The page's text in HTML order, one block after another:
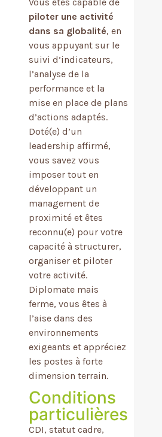
piloter une activité
dans sa globalité, en
vous appuyant sur le
suivi d’indicateurs,
l’analyse de la
performance et la
mise en place de plans
d’actions adaptés.
Doté(e) d’un
leadership affirmé,
vous savez vous
imposer tout en
développant un
management de
proximité et êtes
reconnu(e) pour votre
capacité à structurer,
organiser et piloter
votre activité.
Diplomate mais
ferme, vous êtes à
l’aise dans des
environnements
exigeants et appréciez
les postes à forte
dimension terrain.
Conditions
particulières
CDI, statut cadre,